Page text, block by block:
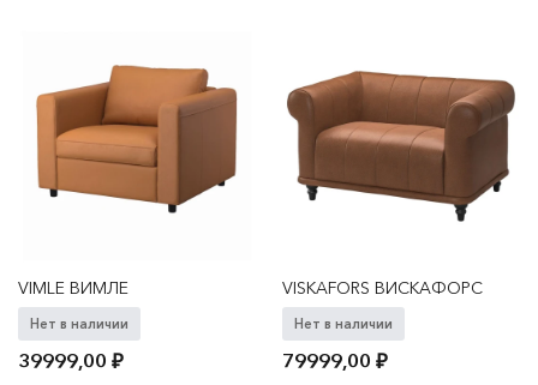
VIMLE ВИМЛЕ
Нет в наличии
39999,00₽
VISKAFORS ВИСКАФОРС
Нет в наличии
79999,00₽